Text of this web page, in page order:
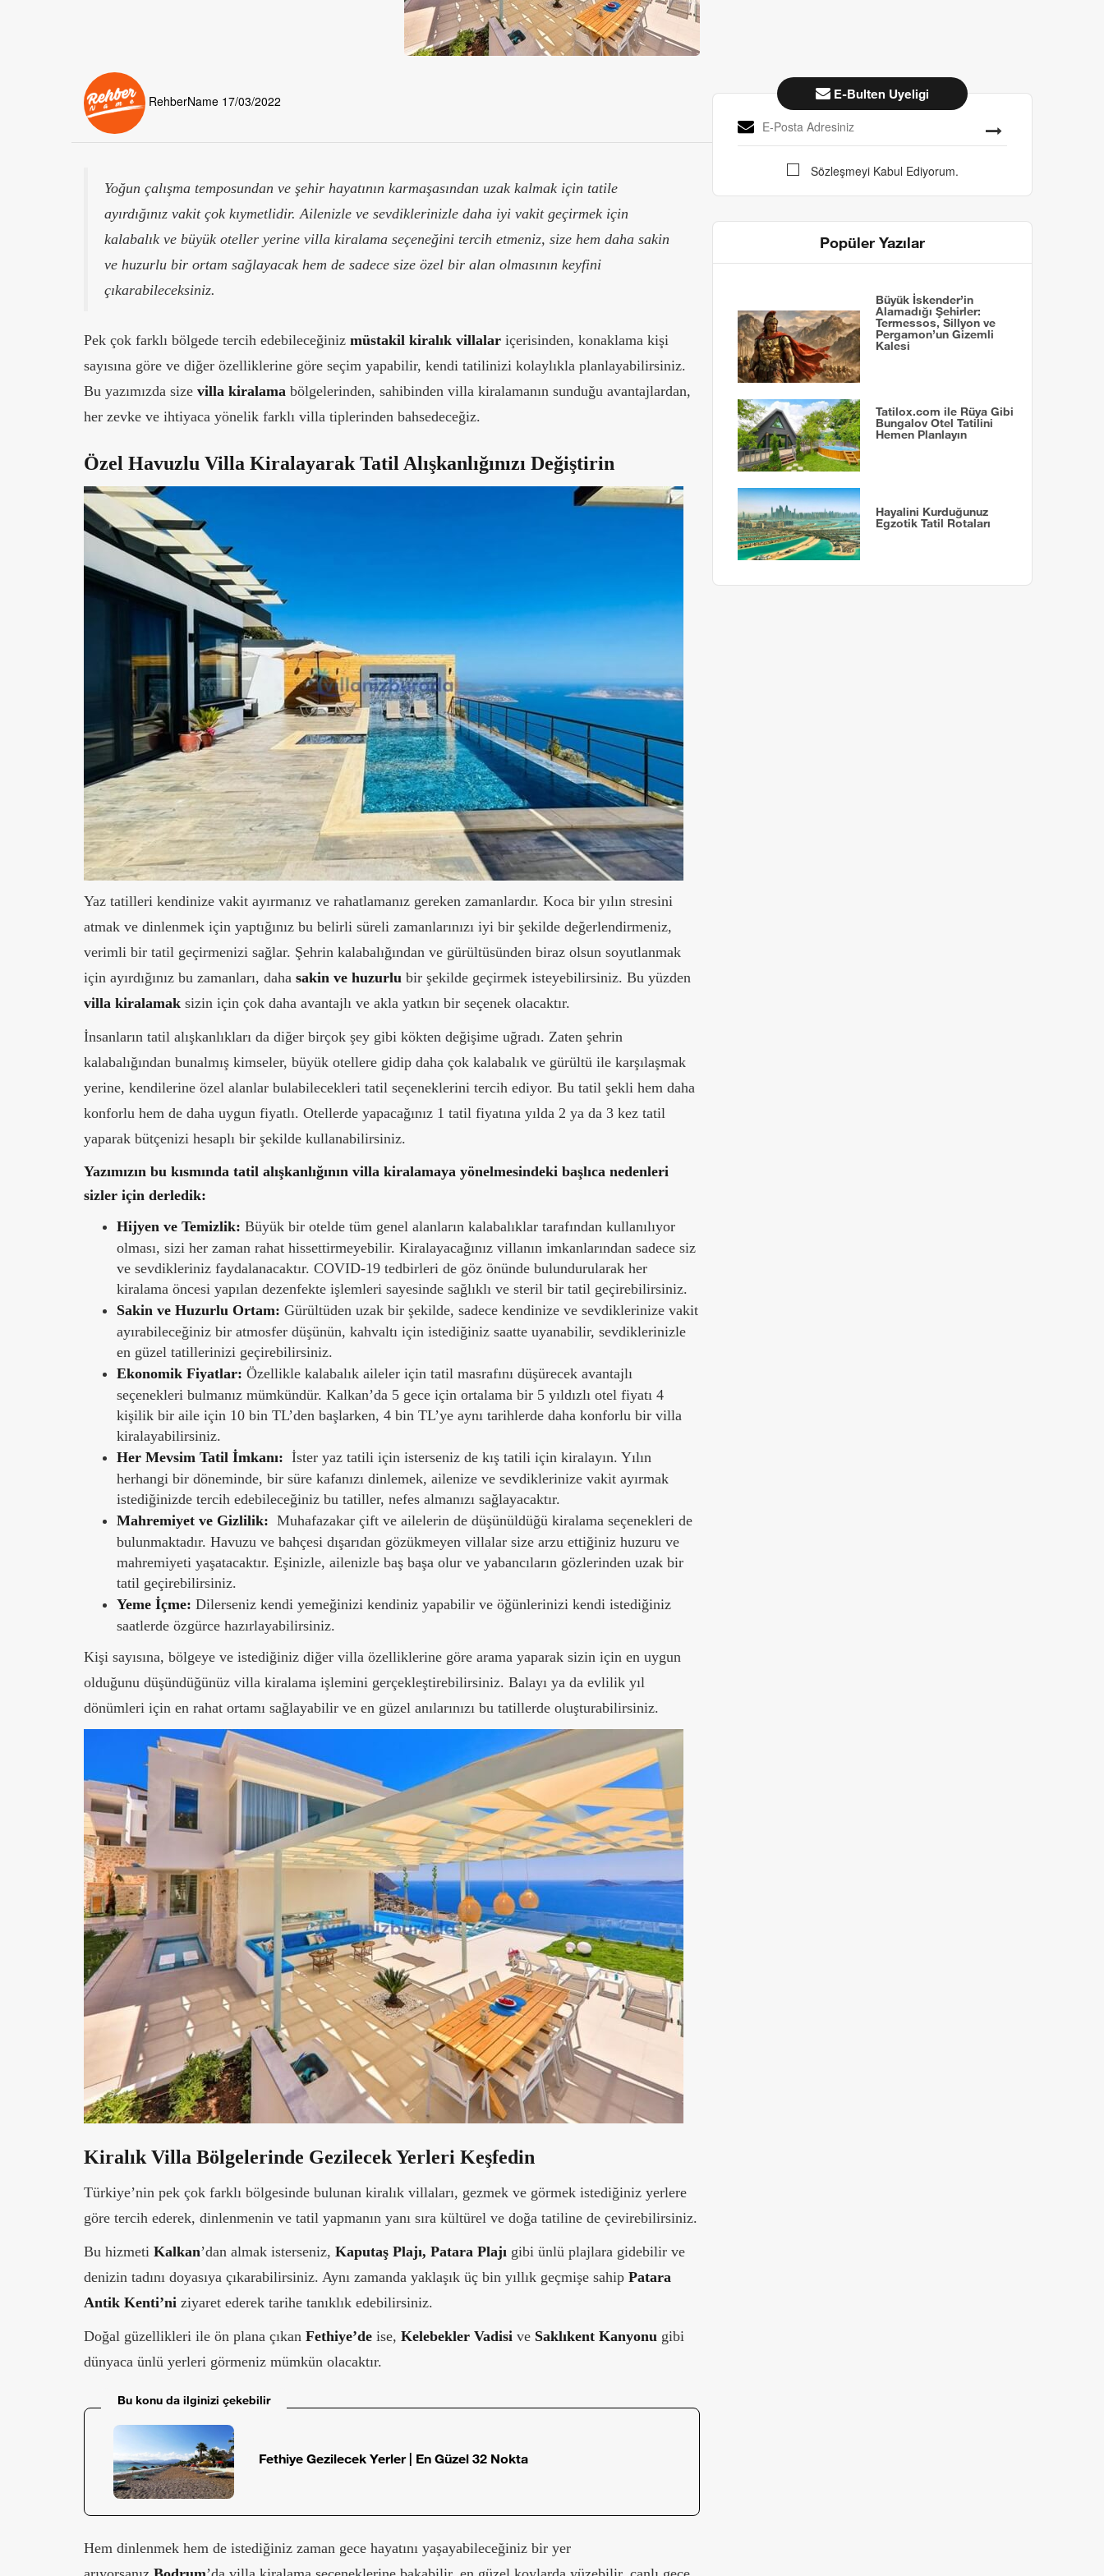
RehberName 17/03/2022
Yoğun çalışma temposundan ve şehir hayatının karmaşasından uzak kalmak için tatile
ayırdığınız vakit çok kıymetlidir. Ailenizle ve sevdiklerinizle daha iyi vakit geçirmek için
kalabalık ve büyük oteller yerine villa kiralama seçeneğini tercih etmeniz, size hem daha sakin
ve huzurlu bir ortam sağlayacak hem de sadece size özel bir alan olmasının keyfini
çıkarabileceksiniz.
Pek çok farklı bölgede tercih edebileceğiniz müstakil kiralık villalar içerisinden, konaklama kişi
sayısına göre ve diğer özelliklerine göre seçim yapabilir, kendi tatilinizi kolaylıkla planlayabilirsiniz.
Bu yazımızda size villa kiralama bölgelerinden, sahibinden villa kiralamanın sunduğu avantajlardan,
her zevke ve ihtiyaca yönelik farklı villa tiplerinden bahsedeceğiz.
Özel Havuzlu Villa Kiralayarak Tatil Alışkanlığınızı Değiştirin
Yaz tatilleri kendinize vakit ayırmanız ve rahatlamanız gereken zamanlardır. Koca bir yılın stresini
atmak ve dinlenmek için yaptığınız bu belirli süreli zamanlarınızı iyi bir şekilde değerlendirmeniz,
verimli bir tatil geçirmenizi sağlar. Şehrin kalabalığından ve gürültüsünden biraz olsun soyutlanmak
için ayırdığınız bu zamanları, daha sakin ve huzurlu bir şekilde geçirmek isteyebilirsiniz. Bu yüzden
villa kiralamak sizin için çok daha avantajlı ve akla yatkın bir seçenek olacaktır.
İnsanların tatil alışkanlıkları da diğer birçok şey gibi kökten değişime uğradı. Zaten şehrin
kalabalığından bunalmış kimseler, büyük otellere gidip daha çok kalabalık ve gürültü ile karşılaşmak
yerine, kendilerine özel alanlar bulabilecekleri tatil seçeneklerini tercih ediyor. Bu tatil şekli hem daha
konforlu hem de daha uygun fiyatlı. Otellerde yapacağınız 1 tatil fiyatına yılda 2 ya da 3 kez tatil
yaparak bütçenizi hesaplı bir şekilde kullanabilirsiniz.
Yazımızın bu kısmında tatil alışkanlığının villa kiralamaya yönelmesindeki başlıca nedenleri
sizler için derledik:
Hijyen ve Temizlik: Büyük bir otelde tüm genel alanların kalabalıklar tarafından kullanılıyor
olması, sizi her zaman rahat hissettirmeyebilir. Kiralayacağınız villanın imkanlarından sadece siz
ve sevdikleriniz faydalanacaktır. COVID-19 tedbirleri de göz önünde bulundurularak her
kiralama öncesi yapılan dezenfekte işlemleri sayesinde sağlıklı ve steril bir tatil geçirebilirsiniz.
Sakin ve Huzurlu Ortam: Gürültüden uzak bir şekilde, sadece kendinize ve sevdiklerinize vakit
ayırabileceğiniz bir atmosfer düşünün, kahvaltı için istediğiniz saatte uyanabilir, sevdiklerinizle
en güzel tatillerinizi geçirebilirsiniz.
Ekonomik Fiyatlar: Özellikle kalabalık aileler için tatil masrafını düşürecek avantajlı
seçenekleri bulmanız mümkündür. Kalkan’da 5 gece için ortalama bir 5 yıldızlı otel fiyatı 4
kişilik bir aile için 10 bin TL’den başlarken, 4 bin TL’ye aynı tarihlerde daha konforlu bir villa
kiralayabilirsiniz.
Her Mevsim Tatil İmkanı: İster yaz tatili için isterseniz de kış tatili için kiralayın. Yılın
herhangi bir döneminde, bir süre kafanızı dinlemek, ailenize ve sevdiklerinize vakit ayırmak
istediğinizde tercih edebileceğiniz bu tatiller, nefes almanızı sağlayacaktır.
Mahremiyet ve Gizlilik: Muhafazakar çift ve ailelerin de düşünüldüğü kiralama seçenekleri de
bulunmaktadır. Havuzu ve bahçesi dışarıdan gözükmeyen villalar size arzu ettiğiniz huzuru ve
mahremiyeti yaşatacaktır. Eşinizle, ailenizle baş başa olur ve yabancıların gözlerinden uzak bir
tatil geçirebilirsiniz.
Yeme İçme: Dilerseniz kendi yemeğinizi kendiniz yapabilir ve öğünlerinizi kendi istediğiniz
saatlerde özgürce hazırlayabilirsiniz.
Kişi sayısına, bölgeye ve istediğiniz diğer villa özelliklerine göre arama yaparak sizin için en uygun
olduğunu düşündüğünüz villa kiralama işlemini gerçekleştirebilirsiniz. Balayı ya da evlilik yıl
dönümleri için en rahat ortamı sağlayabilir ve en güzel anılarınızı bu tatillerde oluşturabilirsiniz.
Kiralık Villa Bölgelerinde Gezilecek Yerleri Keşfedin
Türkiye’nin pek çok farklı bölgesinde bulunan kiralık villaları, gezmek ve görmek istediğiniz yerlere
göre tercih ederek, dinlenmenin ve tatil yapmanın yanı sıra kültürel ve doğa tatiline de çevirebilirsiniz.
Bu hizmeti Kalkan’dan almak isterseniz, Kaputaş Plajı, Patara Plajı gibi ünlü plajlara gidebilir ve
denizin tadını doyasıya çıkarabilirsiniz. Aynı zamanda yaklaşık üç bin yıllık geçmişe sahip Patara
Antik Kenti’ni ziyaret ederek tarihe tanıklık edebilirsiniz.
Doğal güzellikleri ile ön plana çıkan Fethiye’de ise, Kelebekler Vadisi ve Saklıkent Kanyonu gibi
dünyaca ünlü yerleri görmeniz mümkün olacaktır.
Bu konu da ilginizi çekebilir
Fethiye Gezilecek Yerler | En Güzel 32 Nokta
Hem dinlenmek hem de istediğiniz zaman gece hayatını yaşayabileceğiniz bir yer
E-Bulten Uyeligi
Sözleşmeyi Kabul Ediyorum.
Popüler Yazılar
Büyük İskender’in
Alamadığı Şehirler:
Termessos, Sillyon ve
Pergamon’un Gizemli
Kalesi
Tatilox.com ile Rüya Gibi
Bungalov Otel Tatilini
Hemen Planlayın
Hayalini Kurduğunuz
Egzotik Tatil Rotaları